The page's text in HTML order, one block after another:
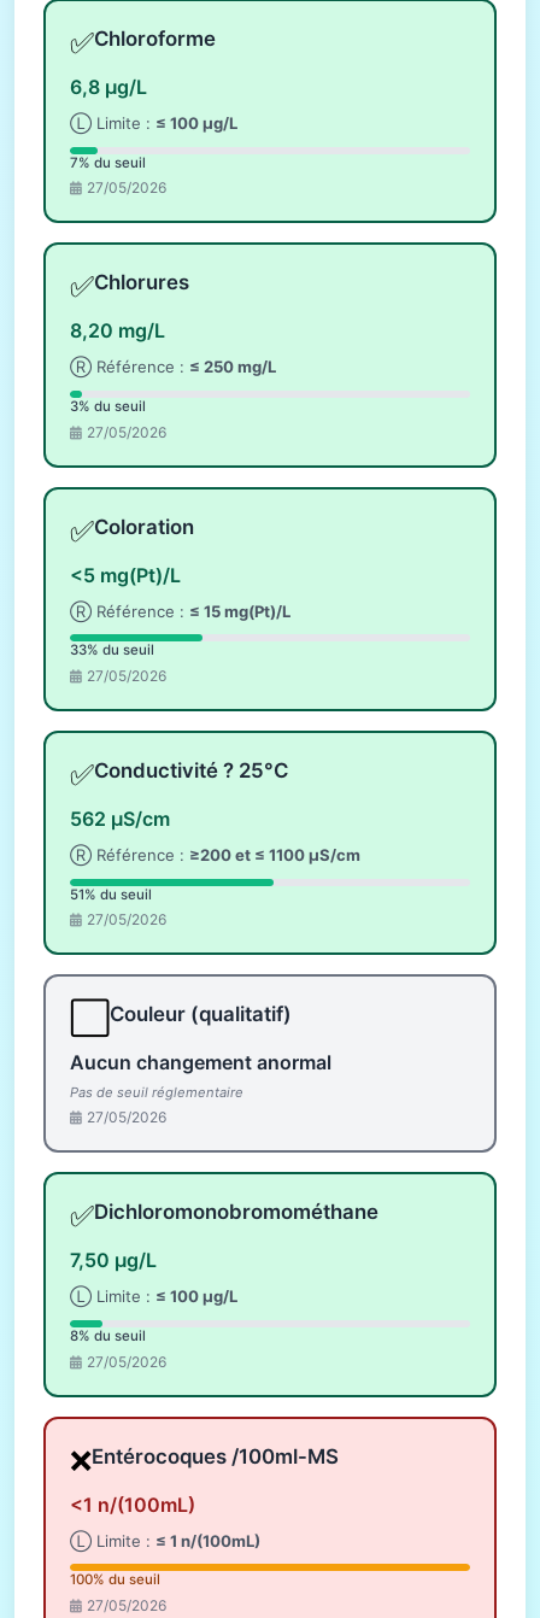
✅Chloroforme
6,8 µg/L
Ⓛ Limite : ≤ 100 µg/L
7% du seuil
27/05/2026
✅Chlorures
8,20 mg/L
Ⓡ Référence : ≤ 250 mg/L
3% du seuil
27/05/2026
✅Coloration
<5 mg(Pt)/L
Ⓡ Référence : ≤ 15 mg(Pt)/L
33% du seuil
27/05/2026
✅Conductivité ? 25°C
562 µS/cm
Ⓡ Référence : ≥200 et ≤ 1100 µS/cm
51% du seuil
27/05/2026
Couleur (qualitatif)
Aucun changement anormal
Pas de seuil réglementaire
27/05/2026
✅Dichloromonobromométhane
7,50 µg/L
Ⓛ Limite : ≤ 100 µg/L
8% du seuil
27/05/2026
❌Entérocoques /100ml-MS
<1 n/(100mL)
Ⓛ Limite : ≤ 1 n/(100mL)
100% du seuil
27/05/2026